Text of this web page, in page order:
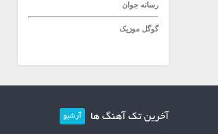
رسانه جوان
گوگل موزیک
آخرین تک آهنگ ها آرشیو